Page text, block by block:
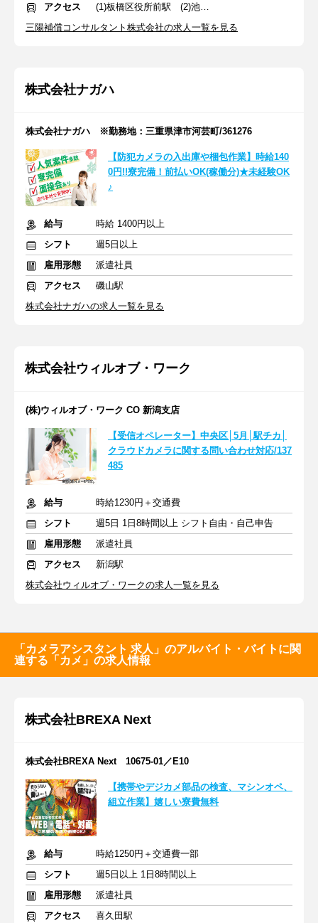
アクセス
(1)板橋区役所前駅 (2)池袋駅
三陽補償コンサルタント株式会社の求人一覧を見る
株式会社ナガハ
株式会社ナガハ ※勤務地：三重県津市河芸町/361276
【防犯カメラの入出庫や梱包作業】時給140
0円!!寮完備！前払いOK(稼働分)★未経験OK
♪
給与
時給 1400円以上
シフト
週5日以上
雇用形態
派遣社員
アクセス
磯山駅
株式会社ナガハの求人一覧を見る
株式会社ウィルオブ・ワーク
(株)ウィルオブ・ワーク CO 新潟支店
【受信オペレーター】中央区│5月│駅チカ│
クラウドカメラに関する問い合わせ対応/137
485
給与
時給1230円＋交通費
シフト
週5日 1日8時間以上 シフト自由・自己申告
雇用形態
派遣社員
アクセス
新潟駅
株式会社ウィルオブ・ワークの求人一覧を見る
「カメラアシスタント 求人」のアルバイト・バイトに関
連する「カメ」の求人情報
株式会社BREXA Next
株式会社BREXA Next 10675-01／E10
【携帯やデジカメ部品の検査、マシンオペ、
組立作業】嬉しい寮費無料
給与
時給1250円＋交通費一部
シフト
週5日以上 1日8時間以上
雇用形態
派遣社員
アクセス
喜久田駅